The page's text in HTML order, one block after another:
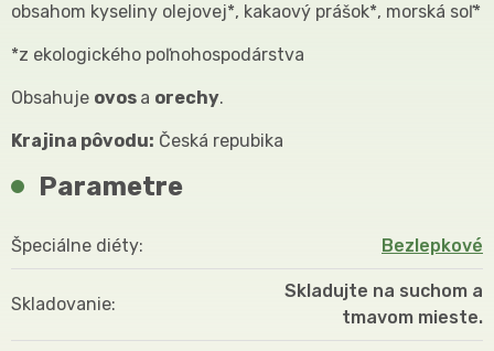
obsahom kyseliny olejovej*, kakaový prášok*, morská soľ*
*z ekologického poľnohospodárstva
Obsahuje ovos a orechy.
Krajina pôvodu: Česká repubika
Parametre
Špeciálne diéty Bezlepkové
Skladovanie
Skladujte na suchom a
tmavom mieste.